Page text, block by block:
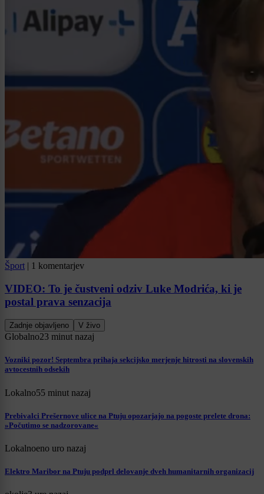
Šport | 1 komentarjev
VIDEO: To je čustveni odziv Luke Modrića, ki je
postal prava senzacija
Zadnje objavljeno V živo
Globalno23 minut nazaj
Vozniki pozor! Septembra prihaja sekcijsko merjenje hitrosti na slovenskih
avtocestnih odsekih
Lokalno55 minut nazaj
Prebivalci Prešernove ulice na Ptuju opozarjajo na pogoste prelete drona:
»Počutimo se nadzorovane«
Lokalnoeno uro nazaj
Elektro Maribor na Ptuju podprl delovanje dveh humanitarnih organizacij